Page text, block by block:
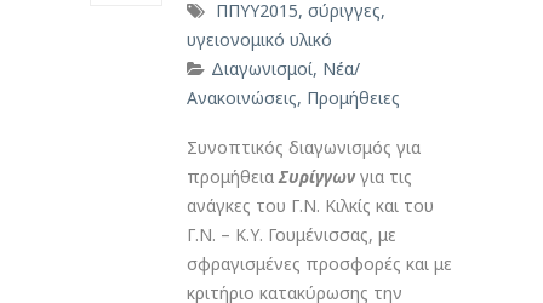
ΠΠΥΥ2015, σύριγγες,
υγειονομικό υλικό
Διαγωνισμοί, Νέα/
Ανακοινώσεις, Προμήθειες
Συνοπτικός διαγωνισμός για
προμήθειαΣυρίγγων για τις
ανάγκες του Γ.Ν. Κιλκίς και του
Γ.Ν. – Κ.Υ. Γουμένισσας, με
σφραγισμένες προσφορές και με
κριτήριο κατακύρωσης την